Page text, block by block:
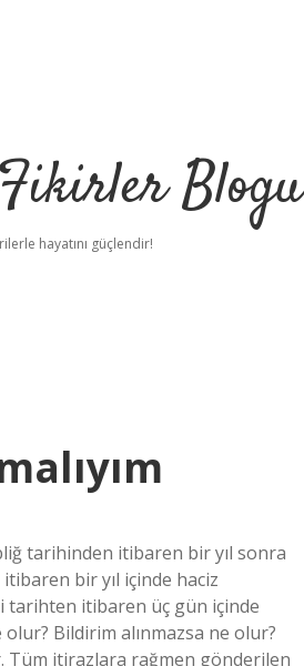
Blogu
hayatını güçlendir!
tarihinden itibaren bir yıl sonra
bir yıl içinde haciz
tarihten itibaren üç gün içinde
olur? Bildirim alınmazsa ne olur?
Tüm itirazlara rağmen gönderilen